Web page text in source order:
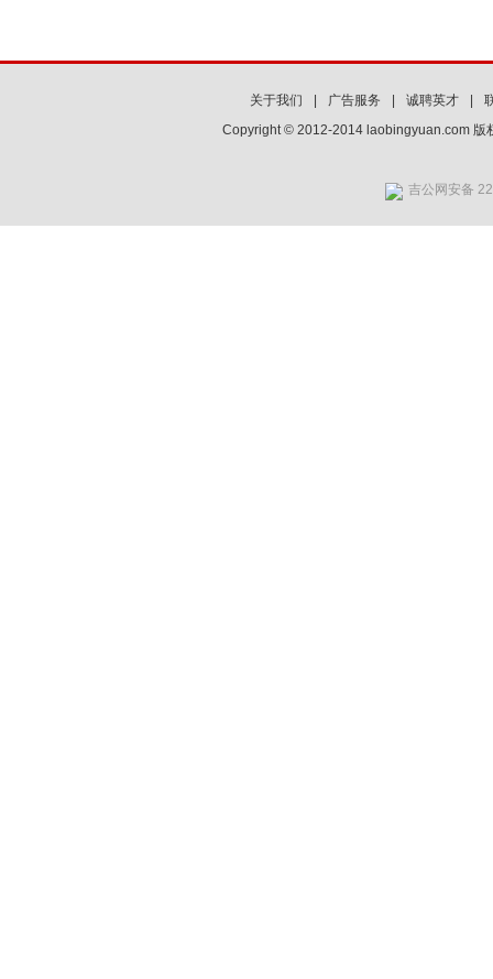
关于我们 广告服务 诚聘英才
Copyright © 2012-2014 laobingyuan.com 版
吉公网安备